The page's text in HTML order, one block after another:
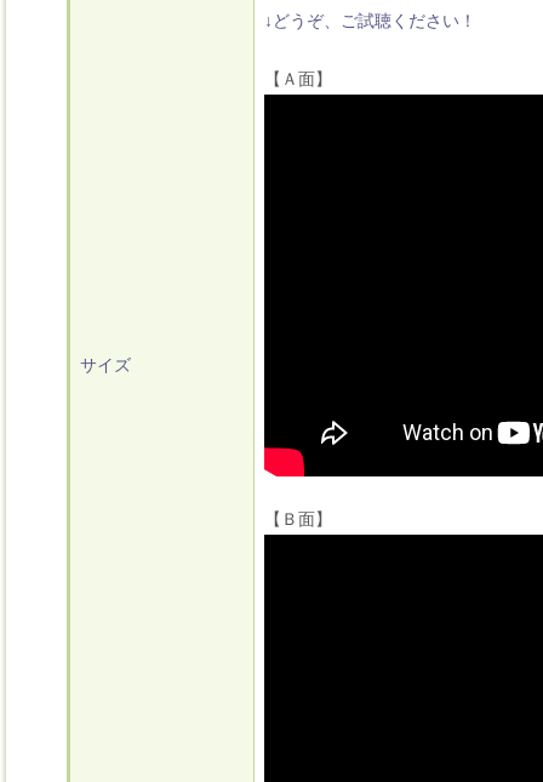
サイズ
↓どうぞ、ご試聴ください！
【Ａ面】
【Ｂ面】